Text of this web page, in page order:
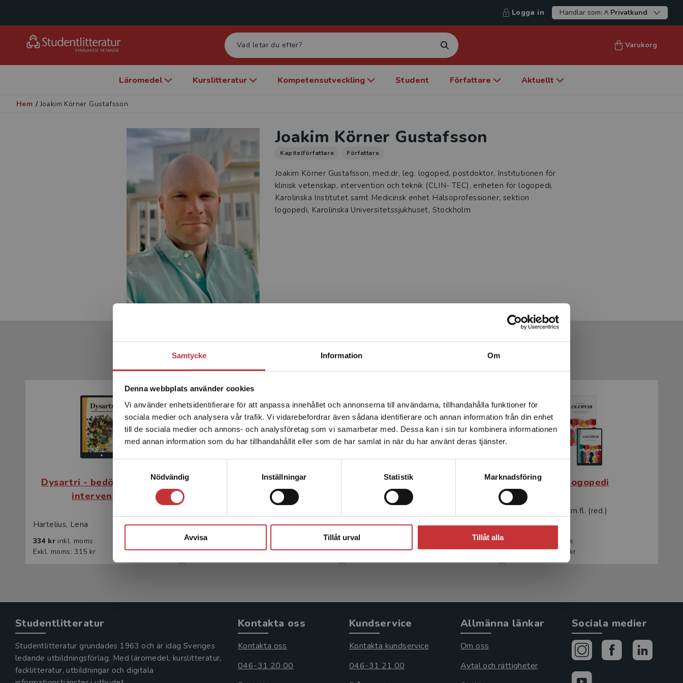
Samtycke Information Om
Denna webbplats använder cookies
Vi använder enhetsidentifierare för att anpassa innehållet och annonserna till användarna, tillhandahålla funktioner för
sociala medier och analysera vår trafik. Vi vidarebefordrar även sådana identifierare och annan information från din enhet
till de sociala medier och annons- och analysföretag som vi samarbetar med. Dessa kan i sin tur kombinera informationen
med annan information som du har tillhandahållit eller som de har samlat in när du har använt deras tjänster.
Nödvändig
Inställningar Statistik Marknadsföring
Avvisa Tillåt urval Tillåt alla
Begränsad fraktregion
Det verkar som att du besöker studentlitteratur.se via en
enhet utanför Sverige. Vi erbjuder inte leveranser utanför
Sverige. För att kunna slutföra ett köp måste
leveransadressen vara i Sverige.Läs mer
Logga in Handlar som: Privatkund
Varukorg
Läromedel Kurslitteratur Kompetensutveckling Student Författare Aktuellt
Hem / Joakim Körner Gustafsson
Joakim Körner Gustafsson
Kapitelförfattare Författare
Joakim Körner Gustafsson, med.dr, leg. logoped, postdoktor, Institutionen för
klinisk vetenskap, intervention och teknik (CLIN- TEC), enheten för logopedi,
Karolinska Institutet samt Medicinsk enhet Hälsoprofessioner, sektion
logopedi, Karolinska Universitetssjukhuset, Stockholm
Produkter
Dysartri - bedömning och
intervention
Hartelius, Lena
334 kr inkl. moms
Exkl. moms: 315 kr
Manual dysartribedömning
3 593 kr
Exkl. moms: 3 390 kr
Dysartri - bedömning och
intervention
Hartelius, Lena
534 kr
Exkl. moms: 504 kr
Grundbok i logopedi
Hartelius, Lena m.fl. (red.)
inkl. moms
Exkl. moms: 726 kr
Studentlitteratur
Studentlitteratur grundades 1963 och är idag Sveriges
ledande utbildningsförlag. Med läromedel, kurslitteratur,
facklitteratur, utbildningar och digitala
Kontakta oss
Kontakta oss
046-31 20 00
Kundservice
Kontakta kundservice
046-31 21 00
Allmänna länkar
Om oss
Avtal och rättigheter
Sociala medier